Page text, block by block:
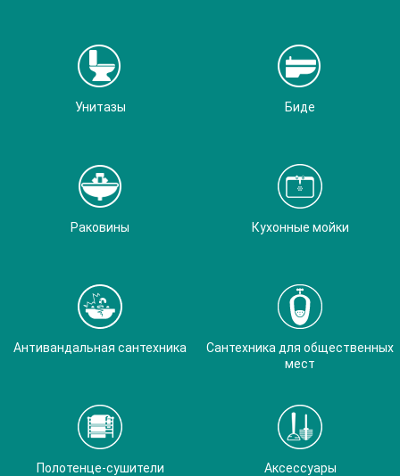
Унитазы Биде
Раковины Кухонные мойки
Антивандальная сантехника
Сантехника для общественных
мест
Полотенце-сушители Аксессуары